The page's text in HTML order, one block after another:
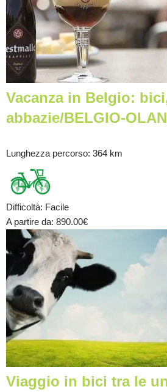
Vacanza in Belgio:
abbazie/BELGIO-
Lunghezza percorso: 364 km
Difficoltà: Facile
A partire da: 890.00€
Viaggio in bici tra le